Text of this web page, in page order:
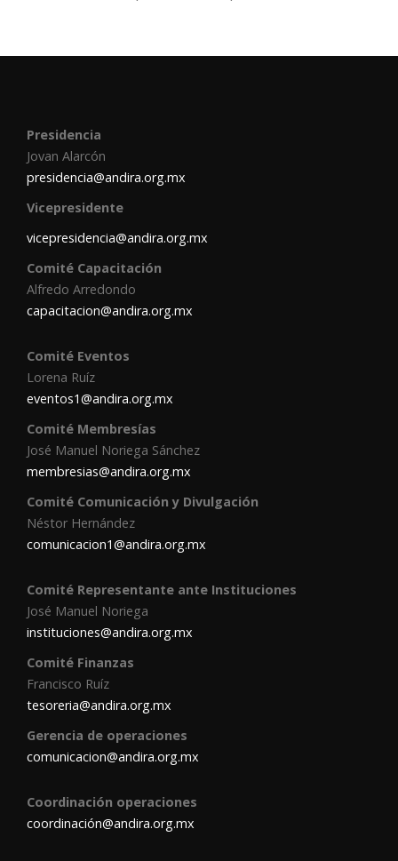
Presidencia
Jovan Alarcón
presidencia@andira.org.mx
Vicepresidente
vicepresidencia@andira.org.mx
Comité Capacitación
Alfredo Arredondo
capacitacion@andira.org.mx
Comité Eventos
Lorena Ruíz
eventos1@andira.org.mx
Comité Membresías
José Manuel Noriega Sánchez
membresias@andira.org.mx
Comité Comunicación y Divulgación
Néstor Hernández
comunicacion1@andira.org.mx
Comité Representante ante Instituciones
José Manuel Noriega
instituciones@andira.org.mx
Comité Finanzas
Francisco Ruíz
tesoreria@andira.org.mx
Gerencia de operaciones
comunicacion@andira.org.mx
Coordinación operaciones
coordinación@andira.org.mx